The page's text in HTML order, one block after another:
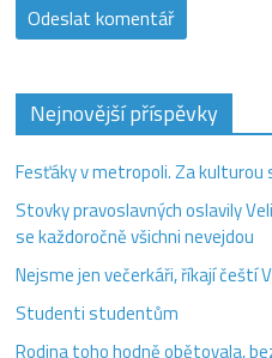
Nejnovější příspěvky
Fesťáky v metropoli. Za
Stovky pravoslavných oslavily
se každoročně všichni nevejdou
Nejsme jen večerkáři, říkají čeští
Studenti studentům
Rodina toho hodně obětovala,